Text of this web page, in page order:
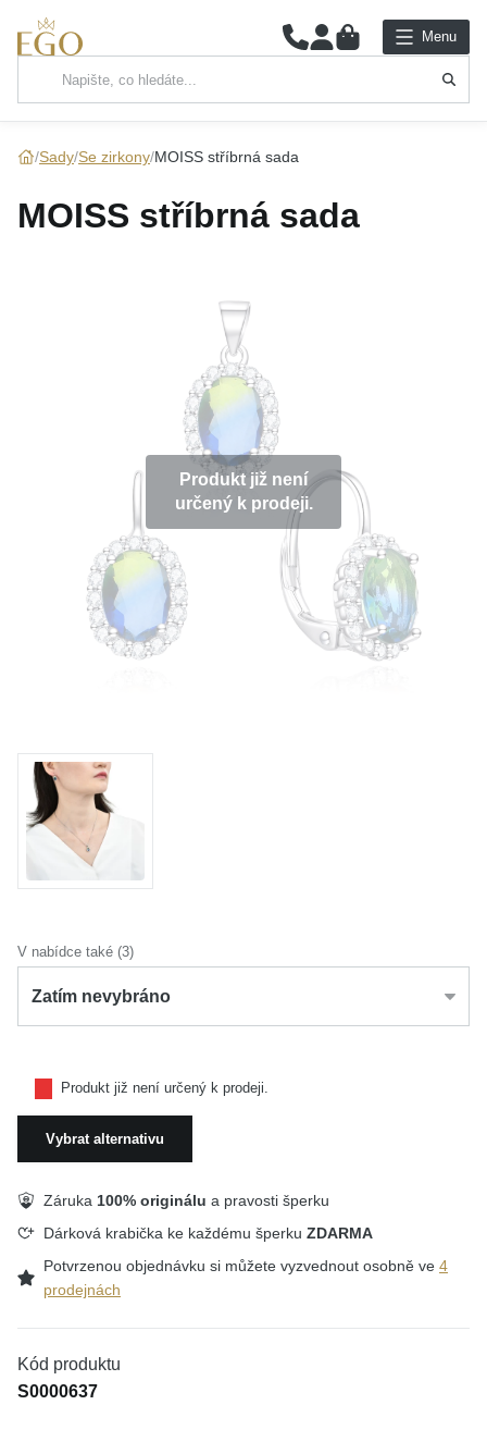
0 Menu
Hlavní kategorie
Sady Se zirkony MOISS stříbrná sada
MOISS stříbrná sada
Produkt již není
určený k prodeji.
V nabídce také (3)
Zatím nevybráno
Produkt již není určený k prodeji.
Vybrat alternativu
Záruka 100% originálu a pravosti šperku
Dárková krabička ke každému šperku ZDARMA
Potvrzenou objednávku si můžete vyzvednout osobně ve 4
prodejnách
Kód produktu
S0000637